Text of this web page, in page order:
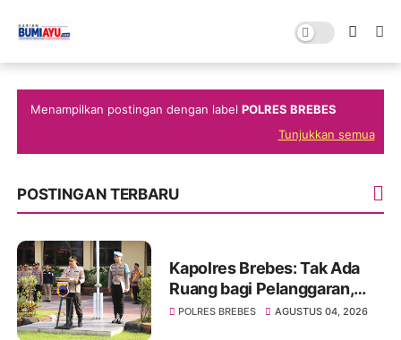
Menampilkan postingan dengan labelPOLRES BREBES
Tunjukkan semua
POSTINGAN TERBARU
Kapolres Brebes: Tak Ada
Ruang bagi Pelanggaran,
Anggota Harus Peka Situasi
POLRES BREBES AGUSTUS 04, 2026